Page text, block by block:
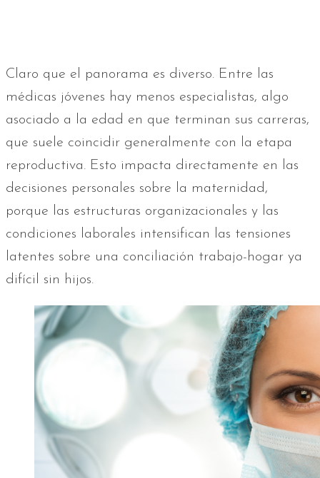
Claro que el panorama es diverso. Entre las
médicas jóvenes hay menos especialistas, algo
asociado a la edad en que terminan sus carreras,
que suele coincidir generalmente con la etapa
reproductiva. Esto impacta directamente en las
decisiones personales sobre la maternidad,
porque las estructuras organizacionales y las
condiciones laborales intensifican las tensiones
latentes sobre una conciliación trabajo-hogar ya
difícil sin hijos.